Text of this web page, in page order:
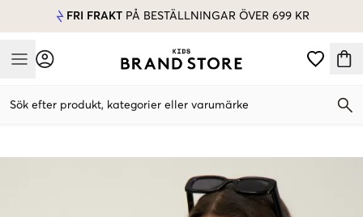
FRI FRAKT PÅ BESTÄLLNINGAR ÖVER 699 KR
Mobile Menu
Sök efter produkt, kategorier eller varumärke